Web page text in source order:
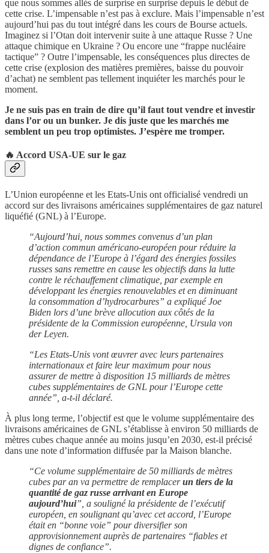
que nous sommes allés de surprise en surprise depuis le début de
cette crise. L’impensable n’est pas à exclure. Mais l’impensable n’est
aujourd’hui pas du tout intégré dans les cours de Bourse actuels.
Imaginez si l’Otan doit intervenir suite à une attaque Russe ? Une
attaque chimique en Ukraine ? Ou encore une “frappe nucléaire
tactique” ? Outre l’impensable, les conséquences plus directes de
cette crise (explosion des matières premières, baisse du pouvoir
d’achat) ne semblent pas tellement inquiéter les marchés pour le
moment.
Je ne suis pas en train de dire qu’il faut tout vendre et investir
dans l’or ou un bunker. Je dis juste que les marchés me
semblent un peu trop optimistes. J’espère me tromper.
🔥 Accord USA-UE sur le gaz
L’Union européenne et les Etats-Unis ont officialisé vendredi un
accord sur des livraisons américaines supplémentaires de gaz naturel
liquéfié (GNL) à l’Europe.
“Aujourd’hui, nous sommes convenus d’un plan
d’action commun américano-européen pour réduire la
dépendance de l’Europe à l’égard des énergies fossiles
russes sans remettre en cause les objectifs dans la lutte
contre le réchauffement climatique, par exemple en
développant les énergies renouvelables et en diminuant
la consommation d’hydrocarbures” a expliqué Joe
Biden lors d’une brève allocution aux côtés de la
présidente de la Commission européenne, Ursula von
der Leyen.
“Les Etats-Unis vont œuvrer avec leurs partenaires
internationaux et faire leur maximum pour nous
assurer de mettre à disposition 15 milliards de mètres
cubes supplémentaires de GNL pour l’Europe cette
année”, a-t-il déclaré.
À plus long terme, l’objectif est que le volume supplémentaire des
livraisons américaines de GNL s’établisse à environ 50 milliards de
mètres cubes chaque année au moins jusqu’en 2030, est-il précisé
dans une note d’information diffusée par la Maison blanche.
“Ce volume supplémentaire de 50 milliards de mètres
cubes par an va permettre de remplacerun tiers de la
quantité de gaz russe arrivant en Europe
aujourd’hui”, a souligné la présidente de l’exécutif
européen, en soulignant qu’avec cet accord, l’Europe
était en “bonne voie” pour diversifier son
approvisionnement auprès de partenaires “fiables et
dignes de confiance”.